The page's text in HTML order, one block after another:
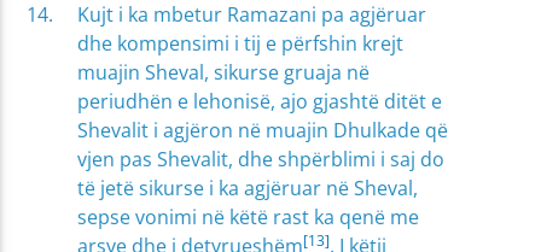
Kujt i ka mbetur Ramazani pa agjëruar
dhe kompensimi i tij e përfshin krejt
muajin Sheval, sikurse gruaja në
periudhën e lehonisë, ajo gjashtë ditët e
Shevalit i agjëron në muajin Dhulkade që
vjen pas Shevalit, dhe shpërblimi i saj do
të jetë sikurse i ka agjëruar në Sheval,
sepse vonimi në këtë rast ka qenë me
arsye dhe i detyrueshëm[13]. I këtij